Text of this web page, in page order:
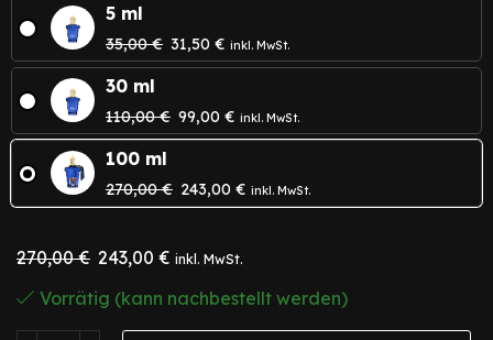
5 ml
35,00€ 31,50 € inkl. MwSt.
30 ml
110,00€ 99,00 € inkl. MwSt.
100 ml
270,00€ 243,00 € inkl. MwSt.
270,00€ 243,00 € inkl. MwSt.
Vorrätig (kann nachbestellt werden)